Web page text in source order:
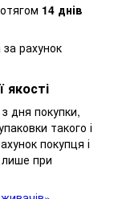
14 днів
рахунок
якості
дня покупки,
такого і
покупця і
при